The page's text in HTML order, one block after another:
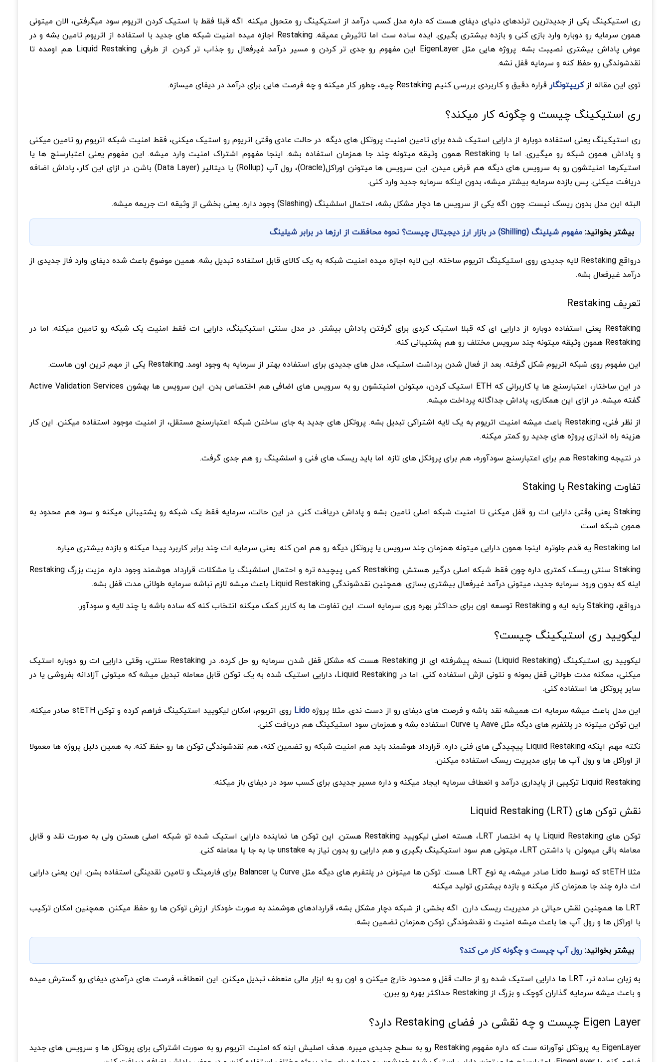
ری استیکینگ یکی از جدیدترین ترندهای دنیای دیفای هست که داره مدل کسب درآمد از استیکینگ رو متحول میکنه. اگه قبلا فقط با استیک کردن اتریوم سود میگرفتی، الان میتونی
همون سرمایه رو دوباره وارد بازی کنی و بازده بیشتری بگیری. ایده ساده ست اما تاثیرش عمیقه. Restaking اجازه میده امنیت شبکه های جدید با استفاده از اتریوم تامین بشه و در
عوض پاداش بیشتری نصیبت بشه. پروژه هایی مثل EigenLayer این مفهوم رو جدی تر کردن و مسیر درآمد غیرفعال رو جذاب تر کردن. از طرفی Liquid Restaking هم اومده تا
نقدشوندگی رو حفظ کنه و سرمایه قفل نشه.
توی این مقاله ازکریپتونگارقراره دقیق و کاربردی بررسی کنیم Restaking چیه، چطور کار میکنه و چه فرصت هایی برای درآمد در دیفای میسازه.
ری استیکینگ چیست و چگونه کار میکند؟
ری استیکینگ یعنی استفاده دوباره از دارایی استیک شده برای تامین امنیت پروتکل های دیگه. در حالت عادی وقتی اتریوم رو استیک میکنی، فقط امنیت شبکه اتریوم رو تامین میکنی
و پاداش همون شبکه رو میگیری. اما با Restaking همون وثیقه میتونه چند جا همزمان استفاده بشه. اینجا مفهوم اشتراک امنیت وارد میشه. این مفهوم یعنی اعتبارسنج ها یا
استیکرها امنیتشون رو به سرویس های دیگه هم قرض میدن. این سرویس ها میتونن اوراکل(Oracle)، رول آپ (Rollup) یا دیتالیر (Data Layer) باشن. در ازای این کار، پاداش اضافه
دریافت میکنی. پس بازده سرمایه بیشتر میشه، بدون اینکه سرمایه جدید وارد کنی.
البته این مدل بدون ریسک نیست. چون اگه یکی از سرویس ها دچار مشکل بشه، احتمال اسلشینگ (Slashing) وجود داره. یعنی بخشی از وثیقه ات جریمه میشه.
بیشتر بخوانید:مفهوم شیلینگ (Shilling) در بازار ارز دیجیتال چیست؟ نحوه محافظت از ارزها در برابر شیلینگ
درواقع Restaking لایه جدیدی روی استیکینگ اتریوم ساخته. این لایه اجازه میده امنیت شبکه به یک کالای قابل استفاده تبدیل بشه. همین موضوع باعث شده دیفای وارد فاز جدیدی از
درآمد غیرفعال بشه.
تعریف Restaking
Restaking یعنی استفاده دوباره از دارایی ای که قبلا استیک کردی برای گرفتن پاداش بیشتر. در مدل سنتی استیکینگ، دارایی ات فقط امنیت یک شبکه رو تامین میکنه. اما در
Restaking همون وثیقه میتونه چند سرویس مختلف رو هم پشتیبانی کنه.
این مفهوم روی شبکه اتریوم شکل گرفته. بعد از فعال شدن برداشت استیک، مدل های جدیدی برای استفاده بهتر از سرمایه به وجود اومد. Restaking یکی از مهم ترین اون هاست.
در این ساختار، اعتبارسنج ها یا کاربرانی که ETH استیک کردن، میتونن امنیتشون رو به سرویس های اضافی هم اختصاص بدن. این سرویس ها بهشون Active Validation Services
گفته میشه.در ازای این همکاری، پاداش جداگانه پرداخت میشه.
از نظر فنی، Restaking باعث میشه امنیت اتریوم به یک لایه اشتراکی تبدیل بشه. پروتکل های جدید به جای ساختن شبکه اعتبارسنج مستقل، از امنیت موجود استفاده میکنن. این کار
هزینه راه اندازی پروژه های جدید رو کمتر میکنه.
در نتیجه Restaking هم برای اعتبارسنج سودآوره، هم برای پروتکل های تازه. اما باید ریسک های فنی و اسلشینگ رو هم جدی گرفت.
تفاوت Restaking با Staking
Staking یعنی وقتی دارایی ات رو قفل میکنی تا امنیت شبکه اصلی تامین بشه و پاداش دریافت کنی. در این حالت، سرمایه فقط یک شبکه رو پشتیبانی میکنه و سود هم محدود به
همون شبکه است.
اما Restaking یه قدم جلوتره. اینجا همون دارایی میتونه همزمان چند سرویس یا پروتکل دیگه رو هم امن کنه. یعنی سرمایه ات چند برابر کاربرد پیدا میکنه و بازده بیشتری میاره.
Staking سنتی ریسک کمتری داره چون فقط شبکه اصلی درگیر هستش. Restaking کمی پیچیده تره و احتمال اسلشینگ یا مشکلات قرارداد هوشمند وجود داره. مزیت بزرگ Restaking
اینه که بدون ورود سرمایه جدید، میتونی درآمد غیرفعال بیشتری بسازی. همچنین نقدشوندگی Liquid Restaking باعث میشه لازم نباشه سرمایه طولانی مدت قفل بشه.
درواقع، Staking پایه ایه و Restaking توسعه اون برای حداکثر بهره وری سرمایه است. این تفاوت ها به کاربر کمک میکنه انتخاب کنه که ساده باشه یا چند لایه و سودآور.
لیکویید ری استیکینگ چیست؟
لیکویید ری استیکینگ (Liquid Restaking) نسخه پیشرفته ای از Restaking هست که مشکل قفل شدن سرمایه رو حل کرده. در Restaking سنتی، وقتی دارایی ات رو دوباره استیک
میکنی، ممکنه مدت طولانی قفل بمونه و نتونی ازش استفاده کنی. اما در Liquid Restaking، دارایی استیک شده به یک توکن قابل معامله تبدیل میشه که میتونی آزادانه بفروشی یا در
سایر پروتکل ها استفاده کنی.
این مدل باعث میشه سرمایه ات همیشه نقد باشه و فرصت های دیفای رو از دست ندی. مثلا پروژهLido
روی اتریوم، امکان لیکویید استیکینگ فراهم کرده و توکن stETH صادر میکنه.
این توکن میتونه در پلتفرم های دیگه مثل Aave یا Curve استفاده بشه و همزمان سود استیکینگ هم دریافت کنی.
نکته مهم اینکه Liquid Restaking پیچیدگی های فنی داره. قرارداد هوشمند باید هم امنیت شبکه رو تضمین کنه، هم نقدشوندگی توکن ها رو حفظ کنه. به همین دلیل پروژه ها معمولا
از اوراکل ها و رول آپ ها برای مدیریت ریسک استفاده میکنن.
Liquid Restaking ترکیبی از پایداری درآمد و انعطاف سرمایه ایجاد میکنه و داره مسیر جدیدی برای کسب سود در دیفای باز میکنه.
نقش توکن های (Liquid Restaking (LRT
توکن های Liquid Restaking یا به اختصار LRT، هسته اصلی لیکویید Restaking هستن. این توکن ها نماینده دارایی استیک شده تو شبکه اصلی هستن ولی به صورت نقد و قابل
معامله باقی میمونن. با داشتن LRT، میتونی هم سود استیکینگ بگیری و هم دارایی رو بدون نیاز به unstake جا به جا یا معامله کنی.
مثلا stETH که توسط
Lido صادر میشه، یه نوع LRT هست. توکن ها میتونن در پلتفرم های دیگه مثل CurveیاBalancer برای فارمینگ و تامین نقدینگی استفاده بشن. این یعنی دارایی
ات داره چند جا همزمان کار میکنه و بازده بیشتری تولید میکنه.
LRT ها همچنین نقش حیاتی در مدیریت ریسک دارن. اگه بخشی از شبکه دچار مشکل بشه، قراردادهای هوشمند به صورت خودکار ارزش توکن ها رو حفظ میکنن. همچنین امکان ترکیب
با اوراکل ها و رول آپ ها باعث میشه امنیت و نقدشوندگی توکن همزمان تضمین بشه.
بیشتر بخوانید:رول ‌آپ چیست و چگونه کار می کند؟
به زبان ساده تر، LRT ها دارایی استیک شده رو از حالت قفل و محدود خارج میکنن و اون رو به ابزار مالی منعطف تبدیل میکنن. این انعطاف، فرصت های درآمدی دیفای رو گسترش میده
و باعث میشه سرمایه گذاران کوچک و بزرگ از Restaking حداکثر بهره رو ببرن.
Eigen Layer چیست و چه نقشی در فضای Restaking دارد؟
EigenLayer یه پروتکل نوآورانه ست که داره مفهوم Restaking رو به سطح جدیدی میبره. هدف اصلیش اینه که امنیت اتریوم رو به صورت اشتراکی برای پروتکل ها و سرویس های جدید